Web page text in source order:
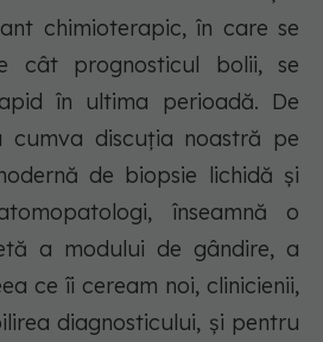
chimioterapic, în care se
cât prognosticul bolii, se
în ultima perioadă. De
cumva discuția noastră pe
de biopsie lichidă și
înseamnă o
a modului de gândire, a
ce îi ceream noi, clinicienii,
diagnosticului, și pentru